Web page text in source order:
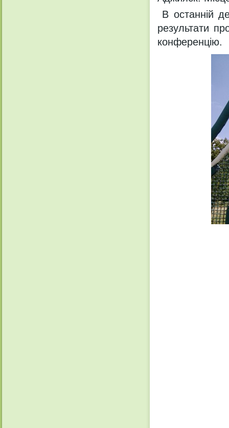
В останній
результати
конференцію.